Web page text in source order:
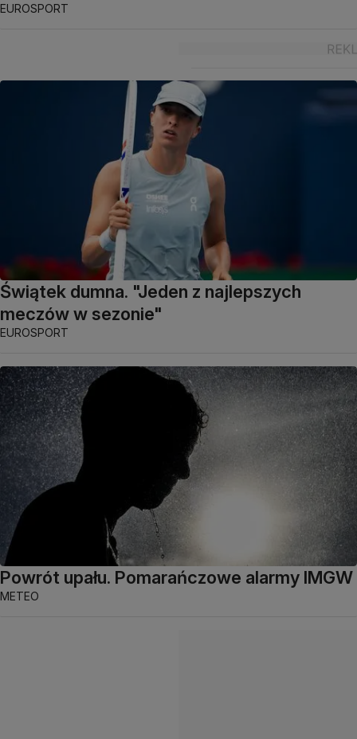
EUROSPORT
Świątek dumna. "Jeden z najlepszych
meczów w sezonie"
EUROSPORT
Powrót upału. Pomarańczowe alarmy IMGW
METEO